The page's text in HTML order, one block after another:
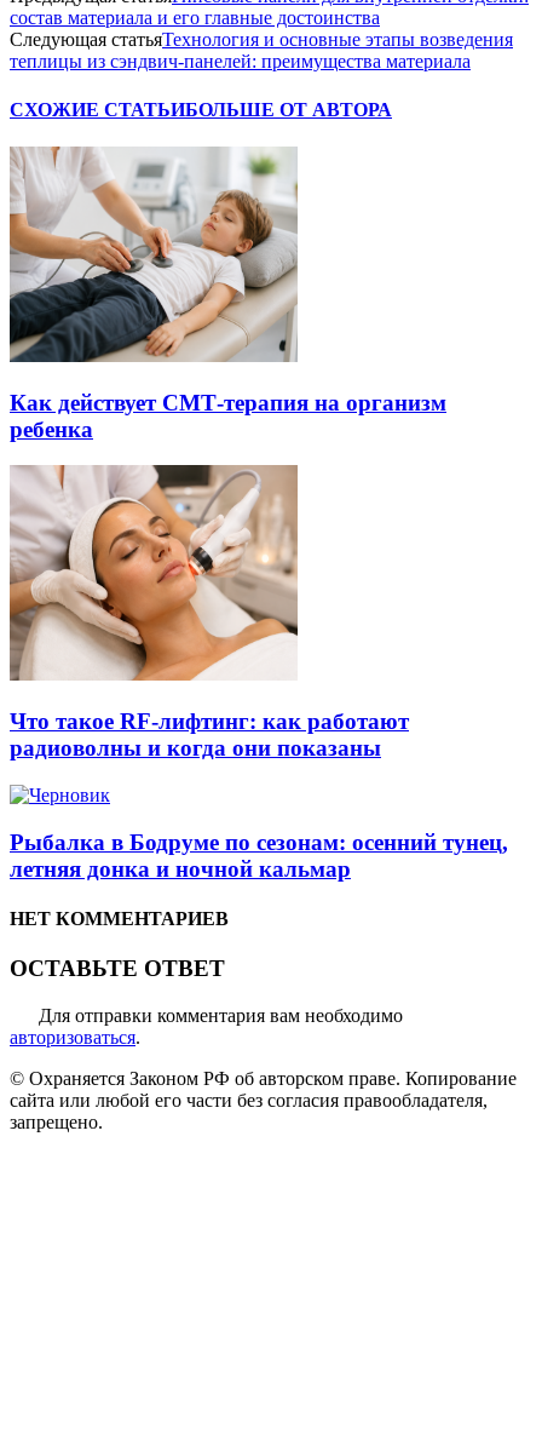
состав материала и его главные достоинства
Следующая статьяТехнология и основные этапы возведения
теплицы из сэндвич-панелей: преимущества материала
СХОЖИЕ СТАТЬИБОЛЬШЕ ОТ АВТОРА
Как действует СМТ-терапия на организм
ребенка
Что такое RF-лифтинг: как работают
радиоволны и когда они показаны
Рыбалка в Бодруме по сезонам: осенний тунец,
летняя донка и ночной кальмар
НЕТ КОММЕНТАРИЕВ
ОСТАВЬТЕ ОТВЕТ
Для отправки комментария вам необходимо
авторизоваться.
© Охраняется Законом РФ об авторском праве. Копирование
сайта или любой его части без согласия правообладателя,
запрещено.